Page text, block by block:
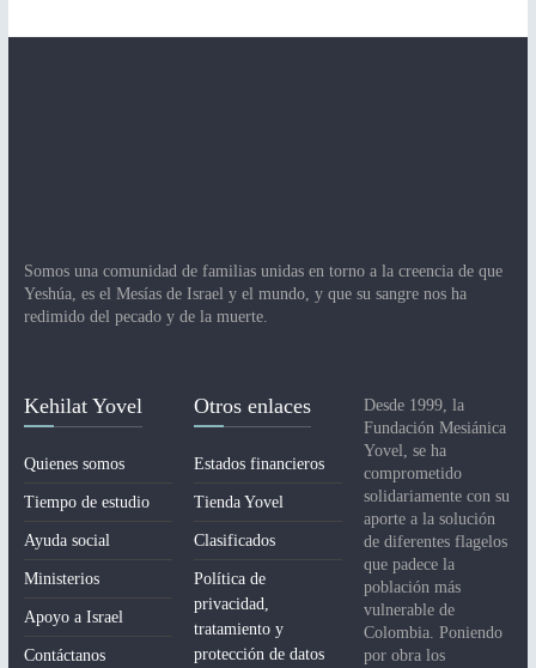
Somos una comunidad de familias unidas en torno a la creencia de que
Yeshúa, es el Mesías de Israel y el mundo, y que su sangre nos ha
redimido del pecado y de la muerte.
Kehilat Yovel
Quienes somos
Tiempo de estudio
Ayuda social
Ministerios
Apoyo a Israel
Contáctanos
Otros enlaces
Estados financieros
Tienda Yovel
Clasificados
Política de
privacidad,
tratamiento y
protección de datos
Desde 1999, la
Fundación Mesiánica
Yovel, se ha
comprometido
solidariamente con su
aporte a la solución
de diferentes flagelos
que padece la
población más
vulnerable de
Colombia. Poniendo
por obra los